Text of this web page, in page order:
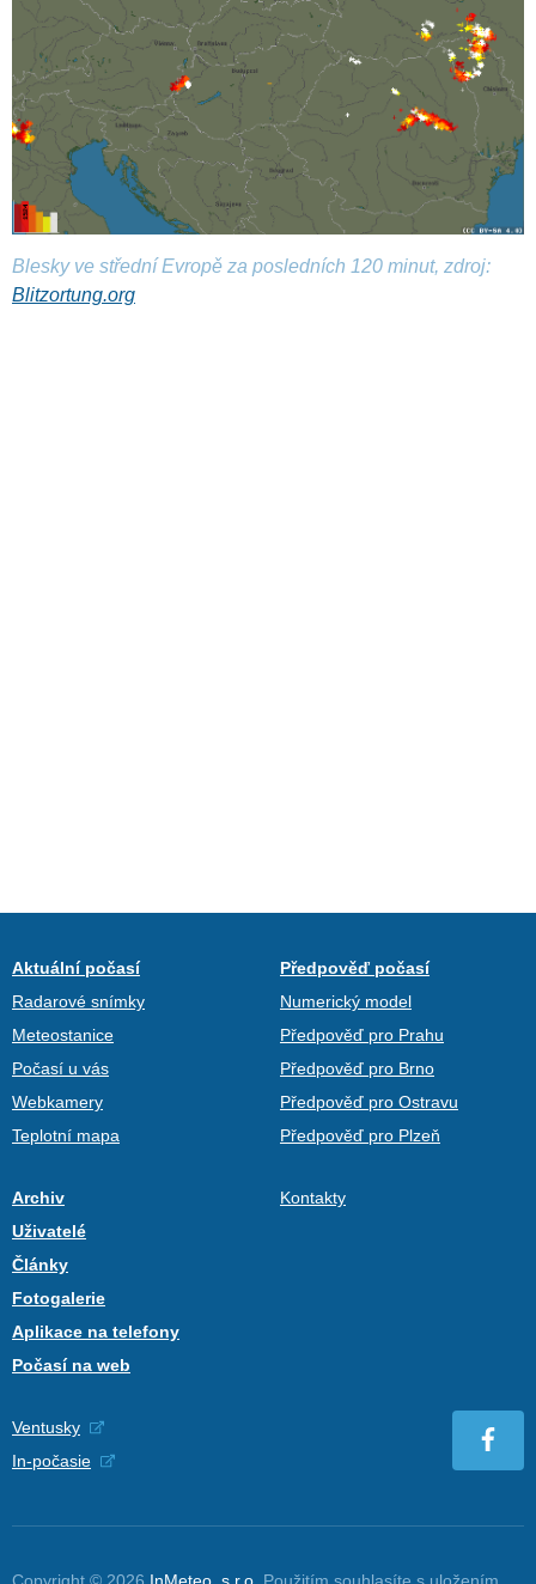
Blesky ve střední Evropě za posledních 120 minut, zdroj:
Blitzortung.org
Aktuální počasí
Radarové snímky
Meteostanice
Počasí u vás
Webkamery
Teplotní mapa
Předpověď počasí
Numerický model
Předpověď pro Prahu
Předpověď pro Brno
Předpověď pro Ostravu
Předpověď pro Plzeň
Archiv
Uživatelé
Články
Fotogalerie
Aplikace na telefony
Počasí na web
Kontakty
Ventusky
In-počasie
Copyright © 2026 InMeteo, s.r.o. Použitím souhlasíte s uložením